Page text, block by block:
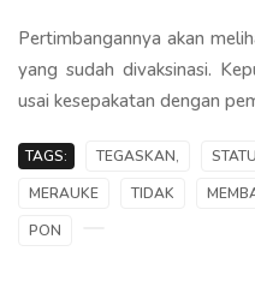
Pertimbangannya akan
yang sudah divaksinasi.
usai kesepakatan dengan
TAGS: TEGASKAN,
MERAUKE
TIDAK
PON